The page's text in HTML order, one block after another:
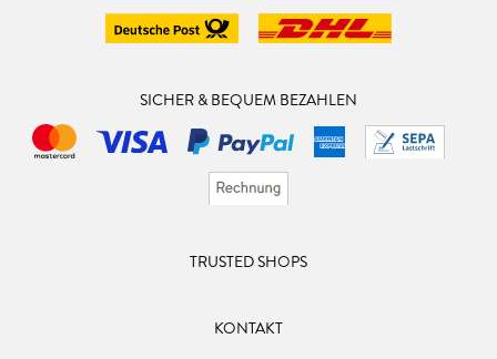
SICHER & BEQUEM BEZAHLEN
TRUSTED SHOPS
KONTAKT